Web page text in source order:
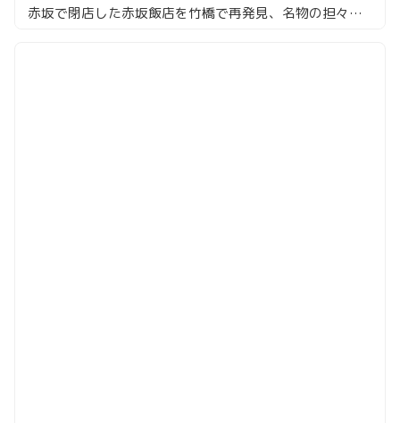
赤坂で閉店した赤坂飯店を竹橋で再発見、名物の担々麺ランチ